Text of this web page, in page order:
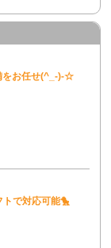
をお任せ(^_-)-☆
トで対応可能🐤